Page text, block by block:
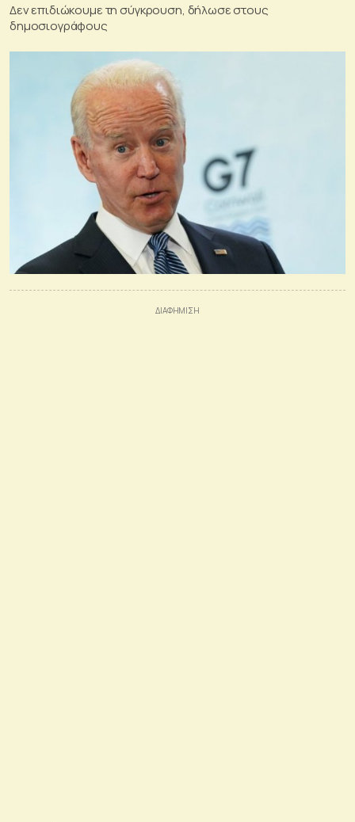
Δεν επιδιώκουμε τη σύγκρουση, δήλωσε στους
δημοσιογράφους